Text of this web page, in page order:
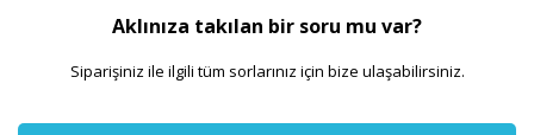
Aklınıza takılan bir soru mu var?
Siparişiniz ile ilgili tüm sorlarınız için bize ulaşabilirsiniz.